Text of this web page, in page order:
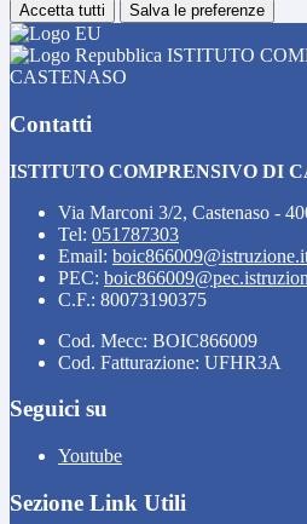
Accetta tutti Salva le preferenze
ISTITUTO
CASTENASO
Contatti
ISTITUTO COMPRENSIVO DI
Via Marconi 3/2, Castenaso -
Tel: 051787303
Email:
PEC:
C.F.: 80073190375
Cod. Mecc: BOIC866009
Cod. Fatturazione: UFHR3A
Seguici su
Youtube
Sezione Link Utili